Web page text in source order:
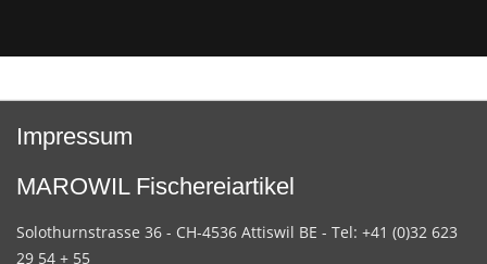
Impressum
MAROWIL Fischereiartikel
Solothurnstrasse 36 - CH-4536 Attiswil BE - Tel: +41 (0)32 623
29 54 + 55